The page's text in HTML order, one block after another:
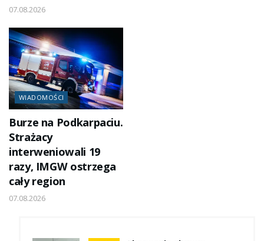
07.08.2026
WIADOMOŚCI
Burze na Podkarpaciu.
Strażacy
interweniowali 19
razy, IMGW ostrzega
cały region
07.08.2026